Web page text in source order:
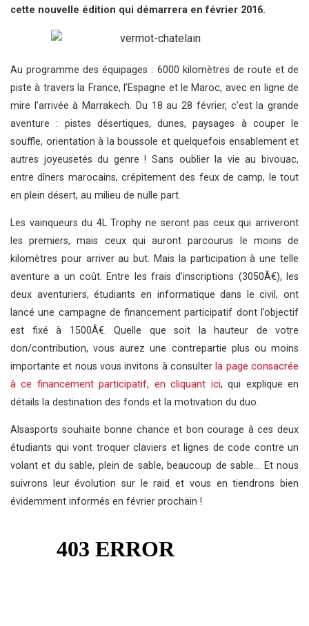
cette nouvelle édition qui démarrera en février 2016.
Au programme des équipages : 6000 kilomètres de route et de
piste à travers la France, l’Espagne et le Maroc, avec en ligne de
mire l’arrivée à Marrakech. Du 18 au 28 février, c’est la grande
aventure : pistes désertiques, dunes, paysages à couper le
souffle, orientation à la boussole et quelquefois ensablement et
autres joyeusetés du genre ! Sans oublier la vie au bivouac,
entre dîners marocains, crépitement des feux de camp, le tout
en plein désert, au milieu de nulle part.
Les vainqueurs du 4L Trophy ne seront pas ceux qui arriveront
les premiers, mais ceux qui auront parcourus le moins de
kilomètres pour arriver au but. Mais la participation à une telle
aventure a un coût. Entre les frais d’inscriptions (3050Â€), les
deux aventuriers, étudiants en informatique dans le civil, ont
lancé une campagne de financement participatif dont l’objectif
est fixé à 1500Â€. Quelle que soit la hauteur de votre
don/contribution, vous aurez une contrepartie plus ou moins
importante et nous vous invitons à consulter la page consacrée
à ce financement participatif, en cliquant ici, qui explique en
détails la destination des fonds et la motivation du duo.
Alsasports souhaite bonne chance et bon courage à ces deux
étudiants qui vont troquer claviers et lignes de code contre un
volant et du sable, plein de sable, beaucoup de sable… Et nous
suivrons leur évolution sur le raid et vous en tiendrons bien
évidemment informés en février prochain !